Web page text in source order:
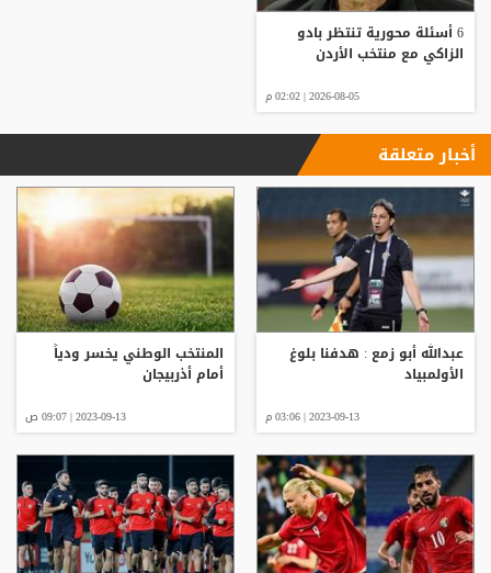
6 أسئلة محورية تنتظر بادو
الزاكي مع منتخب الأردن
2026-08-05 | 02:02 م
أخبار متعلقة
عبدالله أبو زمع : هدفنا بلوغ
الأولمبياد
2023-09-13 | 03:06 م
المنتخب الوطني يخسر ودياً
أمام أذربيجان
2023-09-13 | 09:07 ص